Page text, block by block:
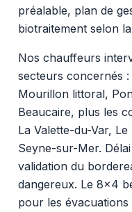
préalable, plan de
biotraitement selon
Nos chauffeurs
secteurs concernés
Mourillon littoral,
Beaucaire, plus les
La Valette-du-Var,
Seyne-sur-Mer.
validation du
dangereux. Le 8x4
pour les